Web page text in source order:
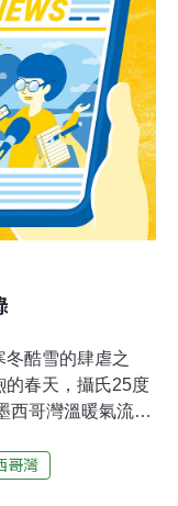
觀光設施，包括離
對卡祖梅珊瑚礁有
，以強制並長期執
圖斯(Seleni
同為保護考祖梅自
事！既然觀光是建
酷雪的肆虐之
的春天，攝氏25度
西哥灣溫暖氣流的
10日創下攝氏
哥灣